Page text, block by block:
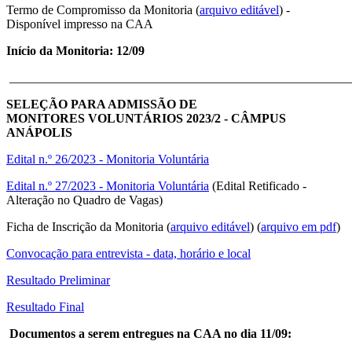
Termo de Compromisso da Monitoria (arquivo editável) -
Disponível impresso na CAA
Início da Monitoria: 12/09
SELEÇÃO PARA ADMISSÃO DE
MONITORES VOLUNTÁRIOS 2023/2 - CÂMPUS
ANÁPOLIS
Edital n.º 26/2023 - Monitoria Voluntária
Edital n.º 27/2023 - Monitoria Voluntária (Edital Retificado -
Alteração no Quadro de Vagas)
Ficha de Inscrição da Monitoria (arquivo editável) (arquivo em pdf)
Convocação para entrevista - data, horário e local
Resultado Preliminar
Resultado Final
Documentos a serem entregues na CAA no dia 11/09: